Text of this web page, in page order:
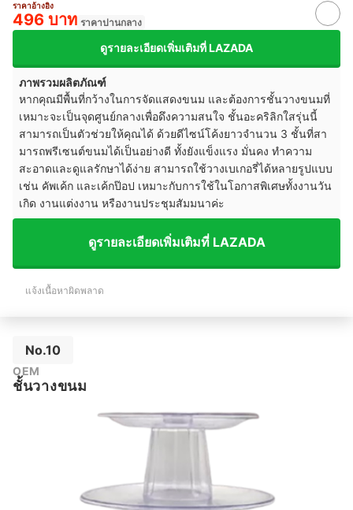
ราคาอ้างอิง
496 บาท ราคาปานกลาง
ดูรายละเอียดเพิ่มเติมที่ LAZADA
ภาพรวมผลิตภัณฑ์
หากคุณมีพื้นที่กว้างในการจัดแสดงขนม และต้องการชั้นวางขนมที่
เหมาะจะเป็นจุดศูนย์กลางเพื่อดึงความสนใจ ชั้นอะคริลิกใสรุ่นนี้
สามารถเป็นตัวช่วยให้คุณได้ ด้วยดีไซน์โค้งยาวจำนวน 3 ชั้นที่สา
มารถพรีเซนต์ขนมได้เป็นอย่างดี ทั้งยังแข็งแรง มั่นคง ทำความ
สะอาดและดูแลรักษาได้ง่าย สามารถใช้วางเบเกอรี่ได้หลายรูปแบบ
เช่น คัพเค้ก และเค้กป๊อป เหมาะกับการใช้ในโอกาสพิเศษทั้งงานวัน
เกิด งานแต่งงาน หรืองานประชุมสัมมนาค่ะ
ดูรายละเอียดเพิ่มเติมที่ LAZADA
แจ้งเนื้อหาผิดพลาด
No.10
OEM
ชั้นวางขนม